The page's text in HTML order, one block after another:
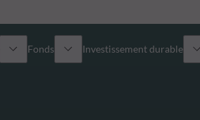
Fonds Investissement durable